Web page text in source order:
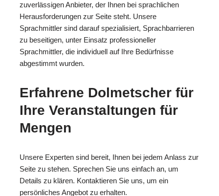
zuverlässigen Anbieter, der Ihnen bei sprachlichen
Herausforderungen zur Seite steht. Unsere
Sprachmittler sind darauf spezialisiert, Sprachbarrieren
zu beseitigen, unter Einsatz professioneller
Sprachmittler, die individuell auf Ihre Bedürfnisse
abgestimmt wurden.
Erfahrene Dolmetscher für
Ihre Veranstaltungen für
Mengen
Unsere Experten sind bereit, Ihnen bei jedem Anlass zur
Seite zu stehen. Sprechen Sie uns einfach an, um
Details zu klären. Kontaktieren Sie uns, um ein
persönliches Angebot zu erhalten.